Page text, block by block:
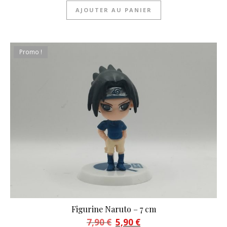
AJOUTER AU PANIER
Promo !
Figurine Naruto – 7 cm
7,90€ Le prix initial était : 7,90 €.
5,90 €Le prix actuel est : 5,90 €.